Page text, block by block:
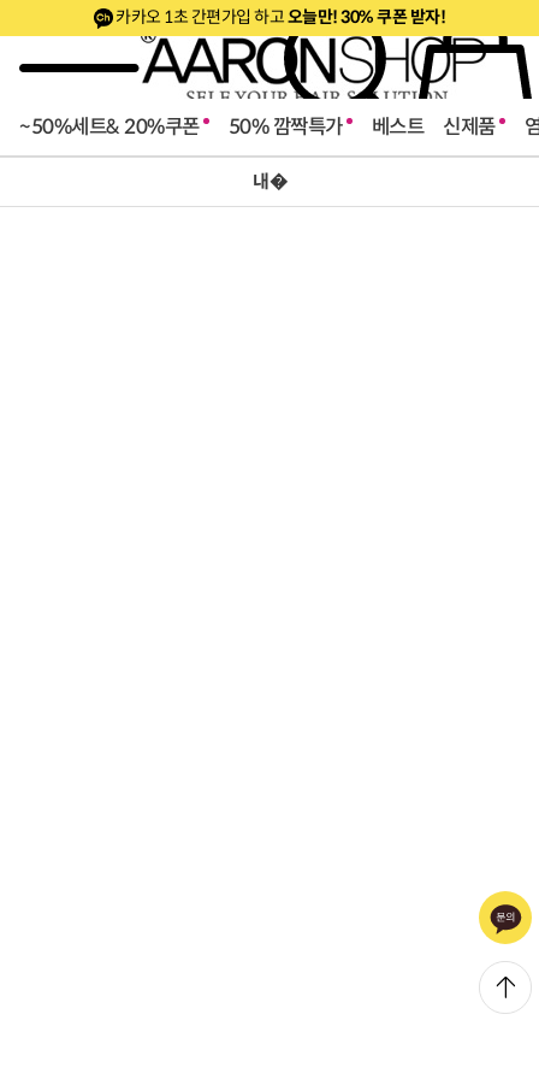
카카오 1초 간편가입 하고오늘만! 30% 쿠폰 받자!
~50%세트& 20%쿠폰 50% 깜짝특가 베스트 신제품
내�